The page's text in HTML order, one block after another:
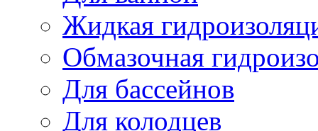
Жидкая
Обмазочная
Для бассейнов
Для колодцев